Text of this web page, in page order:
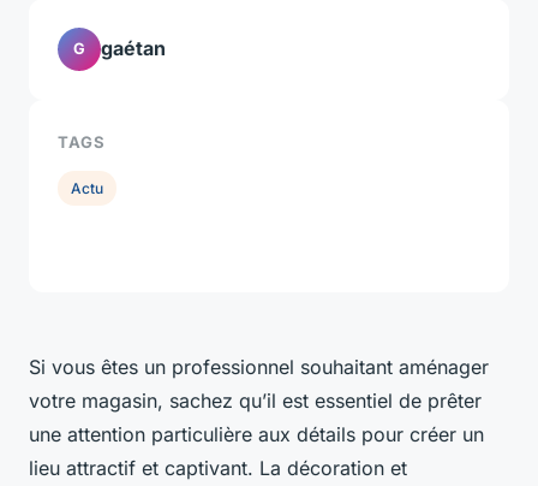
Si vous êtes un professionnel souhaitant aménager
votre magasin, sachez qu’il est essentiel de prêter
une attention particulière aux détails pour créer un
lieu attractif et captivant. La décoration et
G gaétan
TAGS
Actu